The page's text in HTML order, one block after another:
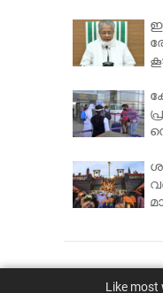
Like most